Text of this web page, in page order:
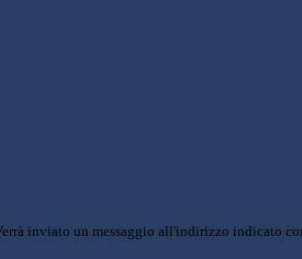
inviato un messaggio all'indirizzo indicato